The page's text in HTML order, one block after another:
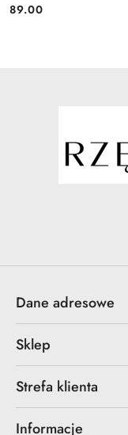
Cena:
89.00
Dane adresowe
Sklep
Strefa klienta
Informacje